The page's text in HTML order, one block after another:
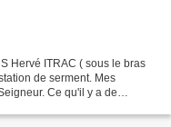
Hervé ITRAC ( sous le bras
de serment. Mes
Ce qu'il y a de